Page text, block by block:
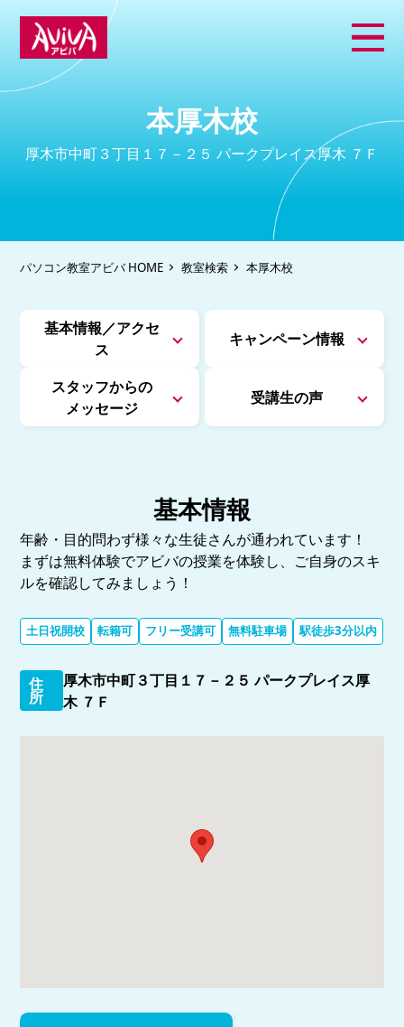
本厚木校
厚木市中町３丁目１７－２５ パークプレイス厚木 ７Ｆ
パソコン教室アビバ HOME 教室検索 本厚木校
基本情報／アクセ
ス
キャンペーン情報
スタッフからの
メッセージ
受講生の声
基本情報
年齢・目的問わず様々な生徒さんが通われています！
まずは無料体験でアビバの授業を体験し、ご自身のスキ
ルを確認してみましょう！
土日祝開校 転籍可 フリー受講可 無料駐車場 駅徒歩3分以内
住
所
厚木市中町３丁目１７－２５ パークプレイス厚
木 ７Ｆ